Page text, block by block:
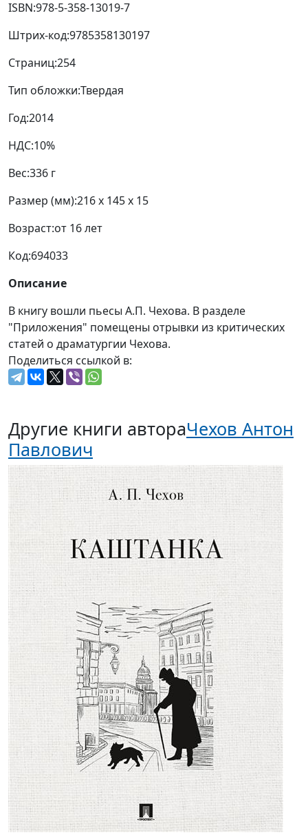
ISBN:978-5-358-13019-7
Штрих-код:9785358130197
Страниц:254
Тип обложки:Твердая
Год:2014
НДС:10%
Вес:336 г
Размер (мм):216 x 145 x 15
Возраст:от 16 лет
Код:694033
Описание
В книгу вошли пьесы А.П. Чехова. В разделе
"Приложения" помещены отрывки из критических
статей о драматургии Чехова.
Поделиться ссылкой в:
Другие книги автораЧехов Антон
Павлович